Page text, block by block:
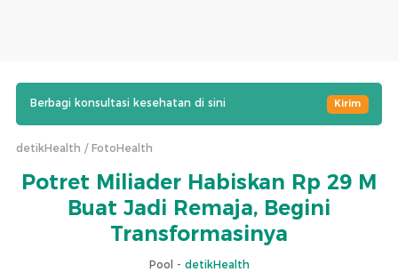
Berbagi konsultasi kesehatan di sini Kirim
detikHealth FotoHealth
Potret Miliader Habiskan Rp 29 M
Buat Jadi Remaja, Begini
Transformasinya
Pool - detikHealth